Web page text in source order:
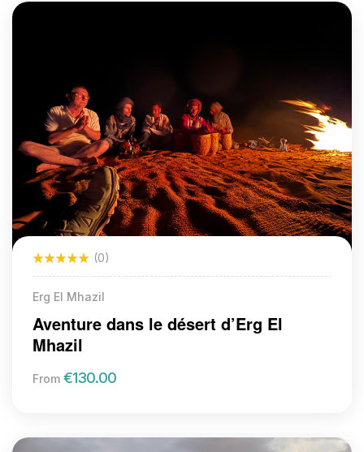
(0)
Erg El Mhazil
Aventure dans le désert d’Erg El
Mhazil
From €130.00